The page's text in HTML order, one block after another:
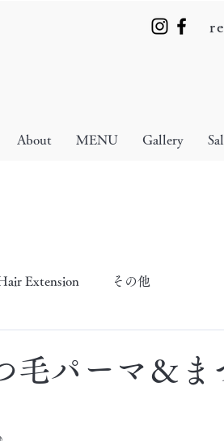
About MENU Gallery
Extension その他
毛パーマ＆ま